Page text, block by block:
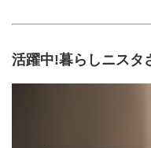
活躍中!暮らしニスタ